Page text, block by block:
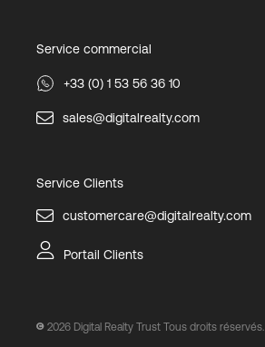
Service commercial
+33 (0) 1 53 56 36 10
sales@digitalrealty.com
Service Clients
customercare@digitalrealty.com
Portail Clients
2026 Digital Realty Trust Tous droits réservés.